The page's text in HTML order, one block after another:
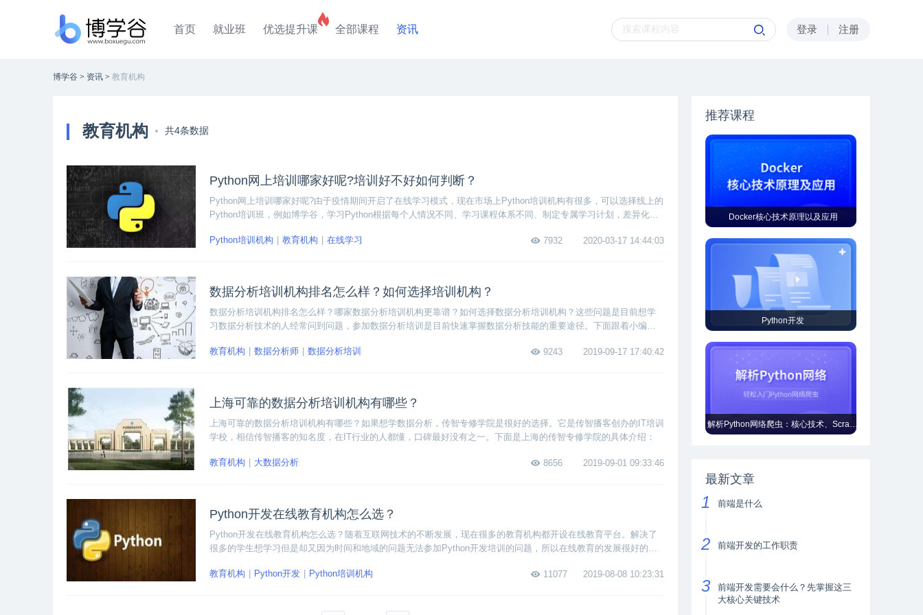
首页 就业班 优选提升课 全部课程 资讯 登录 注册
博学谷 > 资讯 > 教育机构
教育机构 共4条数据
Python网上培训哪家好呢?培训好不好如何判断？
Python网上培训哪家好呢?由于疫情期间开启了在线学习模式，现在市场上Python培训机构有很多，可以选择线上的
Python培训班，例如博学谷，学习Python根据每个人情况不同、学习课程体系不同、制定专属学习计划，差异化的
有所成。
7932 2020-03-17 14:44:03
Python培训机构 教育机构 在线学习
数据分析培训机构排名怎么样？如何选择培训机构？
数据分析培训机构排名怎么样？哪家数据分析培训机构更靠谱？如何选择数据分析培训机构？这些问题是目前想学
习数据分析技术的人经常问到问题，参加数据分析培训是目前快速掌握数据分析技能的重要途径。下面跟着小编一
9243
2019-09-17 17:40:42
教育机构 数据分析师 数据分析培训
上海可靠的数据分析培训机构有哪些？
上海可靠的数据分析培训机构有哪些？如果想学数据分析，传智专修学院是很好的选择。它是传智播客创办的IT培训
学校，相信传智播客的知名度，在IT行业的人都懂，口碑最好没有之一。下面是上海的传智专修学院的具体介绍：
8656 2019-09-01 09:33:46
教育机构 大数据分析
Python开发在线教育机构怎么选？
Python开发在线教育机构怎么选？随着互联网技术的不断发展，现在很多的教育机构都开设在线教育平台。解决了
很多的学生想学习但是却又因为时间和地域的问题无法参加Python开发培训的问题，所以在线教育的发展很好的解
11077
2019-08-08 10:23:31
教育机构 Python开发 Python培训机构
推荐课程
Docker核心技术原理以及应用
Python开发
解析Python网络爬虫：核心技术、Scrapy框架、分布式爬虫
最新文章
前端是什么
前端开发的工作职责
前端开发需要会什么？先掌握这三
大核心关键技术